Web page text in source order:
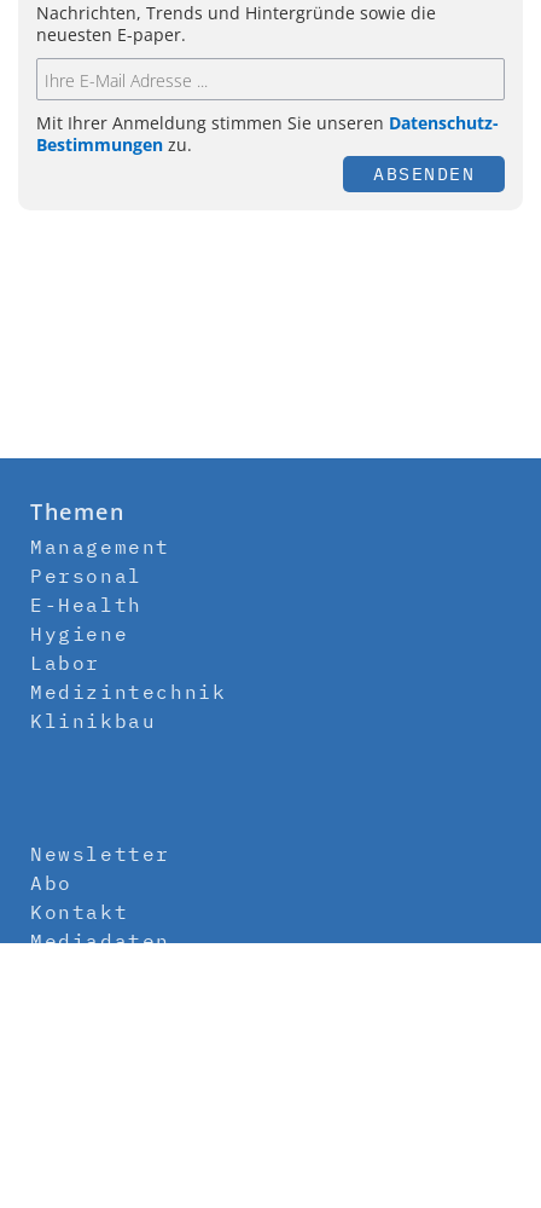
Nachrichten, Trends und Hintergründe sowie die
neuesten E-paper.
Mit Ihrer Anmeldung stimmen Sie unseren Datenschutz-
Bestimmungen zu.
ABSENDEN
Themen
Management
Personal
E-Health
Hygiene
Labor
Medizintechnik
Klinikbau
Newsletter
Abo
Kontakt
Mediadaten